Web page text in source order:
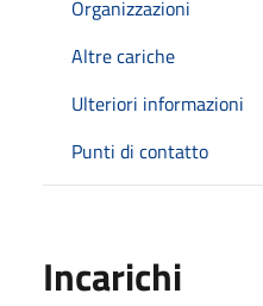
Organizzazioni
Altre cariche
Ulteriori informazioni
Punti di contatto
Incarichi